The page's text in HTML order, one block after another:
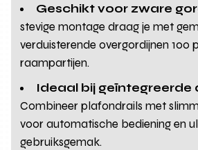
Geschikt voor zware
stevige montage draag je met
verduisterende overgordijnen 100
raampartijen.
Ideaal bij geïntegreerde
Combineer plafondrails met
voor automatische bediening en
gebruiksgemak.